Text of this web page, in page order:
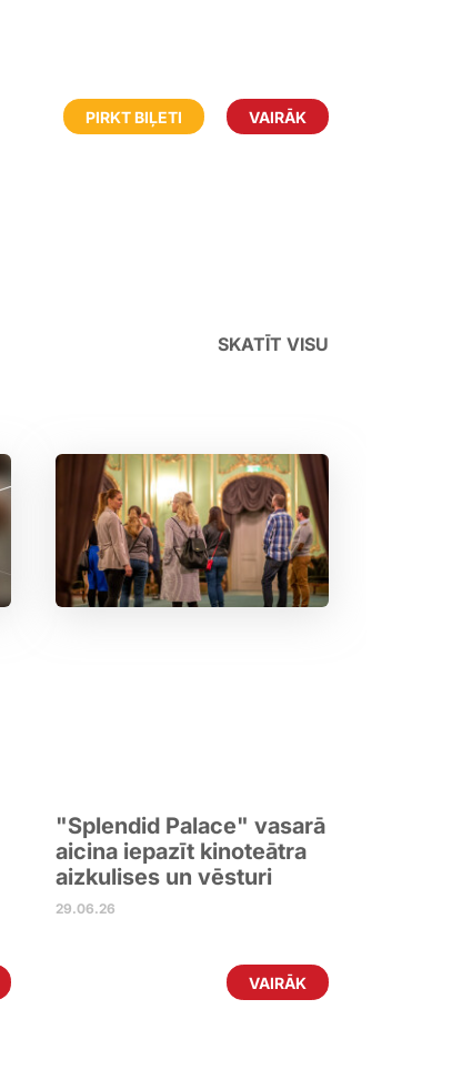
PIRKT BIĻETI VAIRĀK
SKATĪT VISU
"Splendid Palace" vasarā
aicina iepazīt kinoteātra
aizkulises un vēsturi
29.06.26
VAIRĀK